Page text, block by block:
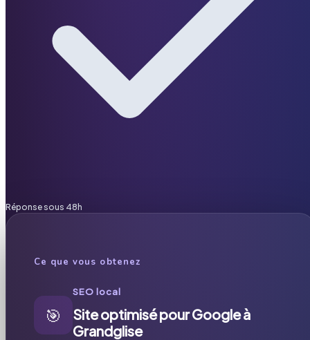
Réponse sous 48h
Ce que vous obtenez
🎯
SEO local
Site optimisé pour Google à
Grandglise